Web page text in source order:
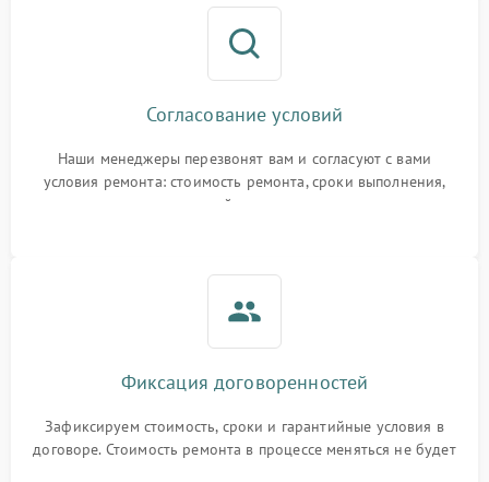
Согласование условий
Наши менеджеры перезвонят вам и согласуют с вами
условия ремонта: стоимость ремонта, сроки выполнения,
гарантийные условия
Фиксация договоренностей
Зафиксируем стоимость, сроки и гарантийные условия в
договоре. Стоимость ремонта в процессе меняться не будет